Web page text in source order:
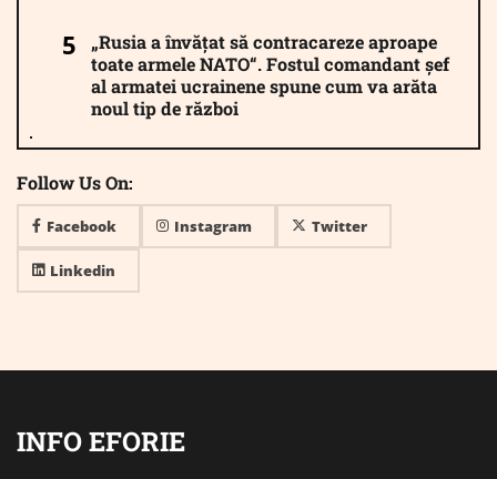
„Rusia a învățat să contracareze aproape
toate armele NATO“. Fostul comandant șef
al armatei ucrainene spune cum va arăta
noul tip de război
Follow Us On:
Facebook Instagram Twitter
Linkedin
INFO EFORIE